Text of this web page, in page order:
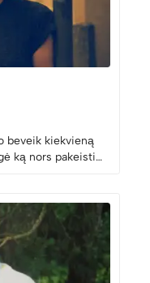
beveik kiekvieną
ką nors pakeisti…